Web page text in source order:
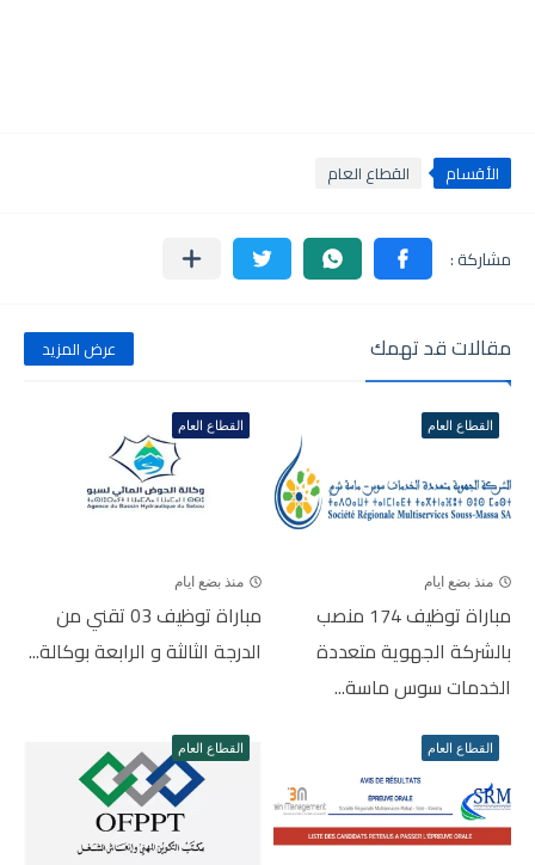
الأقسام القطاع العام
مقالات قد تهمك عرض المزيد
القطاع العام
منذ بضع ايام
مباراة توظيف 174 منصب
بالشركة الجهوية متعددة
الخدمات سوس ماسة...
القطاع العام
منذ بضع ايام
مباراة توظيف 03 تقني من
الدرجة الثالثة و الرابعة بوكالة...
القطاع العام القطاع العام